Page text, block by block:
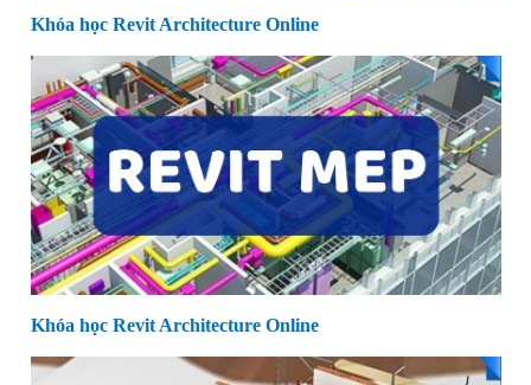
Khóa học Revit Architecture Online
Khóa học Revit Architecture Online